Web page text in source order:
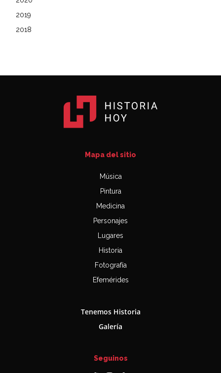
2019
2018
Mapa del sitio
Música
Pintura
Medicina
Personajes
Lugares
Historia
Fotografía
Efemérides
Tenemos Historia
Galería
Seguinos